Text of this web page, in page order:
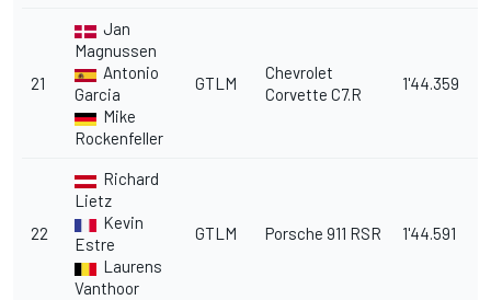
21
Jan
Magnussen
Antonio
Garcia
Mike
Rockenfeller
GTLM
Chevrolet
Corvette C7.R
1'44.359
22
Richard
Lietz
Kevin
Estre
Laurens
Vanthoor
GTLM Porsche 911 RSR 1'44.591